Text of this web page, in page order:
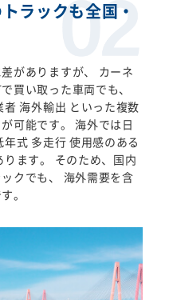
ラックも全国・
がありますが、 カーネ
買い取った車両でも、
海外輸出 といった複数
可能です。 海外では日
式 多走行 使用感のある
ます。 そのため、国内
クでも、 海外需要を含
。